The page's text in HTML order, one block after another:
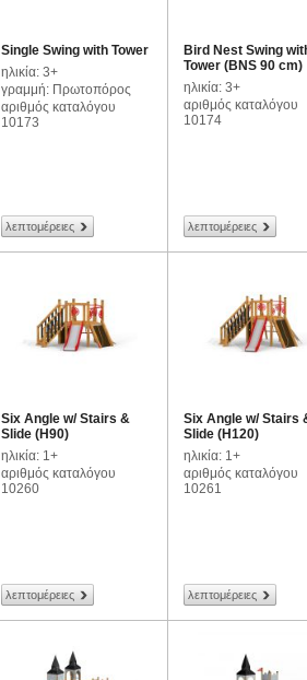
Single Swing with Tower
ηλικία: 3+
γραμμή: Πρωτοπόρος
αριθμός καταλόγου
10173
λεπτομέρειες
Bird Nest Swing
Tower (BNS 90 cm)
ηλικία: 3+
αριθμός καταλόγου
10174
λεπτομέρειες
Six Angle w/ Stairs &
Slide (H90)
ηλικία: 1+
αριθμός καταλόγου
10260
λεπτομέρειες
Six Angle w/ Stairs
Slide (H120)
ηλικία: 1+
αριθμός καταλόγου
10261
λεπτομέρειες